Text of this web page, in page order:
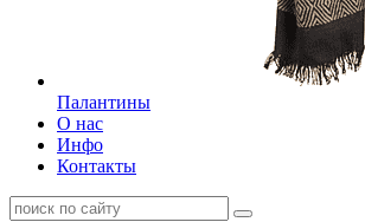
Палантины
О нас
Инфо
Контакты